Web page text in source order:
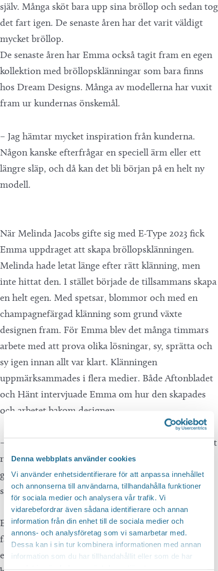
Denna webbplats använder cookies
Vi använder enhetsidentifierare för att anpassa innehållet
och annonserna till användarna, tillhandahålla funktioner
för sociala medier och analysera vår trafik. Vi
vidarebefordrar även sådana identifierare och annan
information från din enhet till de sociala medier och
annons- och analysföretag som vi samarbetar med.
Dessa kan i sin tur kombinera informationen med annan
information som du har tillhandahållit eller som de har
själv. Många sköt bara upp sina bröllop och sedan tog
det fart igen. De senaste åren har det varit väldigt
mycket bröllop.
De senaste åren har Emma också tagit fram en egen
kollektion med bröllopsklänningar som bara finns
hos Dream Designs. Många av modellerna har vuxit
fram ur kundernas önskemål.
– Jag hämtar mycket inspiration från kunderna.
Någon kanske efterfrågar en speciell ärm eller ett
längre släp, och då kan det bli början på en helt ny
modell.
När Melinda Jacobs gifte sig med E-Type 2023 fick
Emma uppdraget att skapa bröllopsklänningen.
Melinda hade letat länge efter rätt klänning, men
inte hittat den. I stället började de tillsammans skapa
en helt egen. Med spetsar, blommor och med en
champagnefärgad klänning som grund växte
designen fram. För Emma blev det många timmars
arbete med att prova olika lösningar, sy, sprätta och
sy igen innan allt var klart. Klänningen
uppmärksammades i flera medier. Både Aftonbladet
och Hänt intervjuade Emma om hur den skapades
och arbetet bakom designen.
– Visst var det pirrigt och nervöst, men också väldigt
roligt. Melinda gav mig ett stort förtroende och
ganska fria händer, och det gjorde uppdraget extra
speciellt.
Emma började sy redan som barn hemma på sin
farmors gamla symaskin. Intresset ledde vidare till
en hantverksutbildning och senare praktik i en